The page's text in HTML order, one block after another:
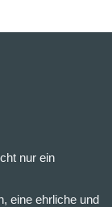
nur ein
eine ehrliche und